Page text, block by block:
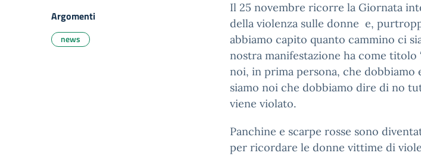
Il 25 novembre ricorre la Giornata
della violenza sulle donne e,
abbiamo capito quanto cammino ci
nostra manifestazione ha come titolo
noi, in prima persona, che dobbiamo
siamo noi che dobbiamo dire di no
viene violato.
Panchine e scarpe rosse sono
per ricordare le donne vittime di
Argomenti
news